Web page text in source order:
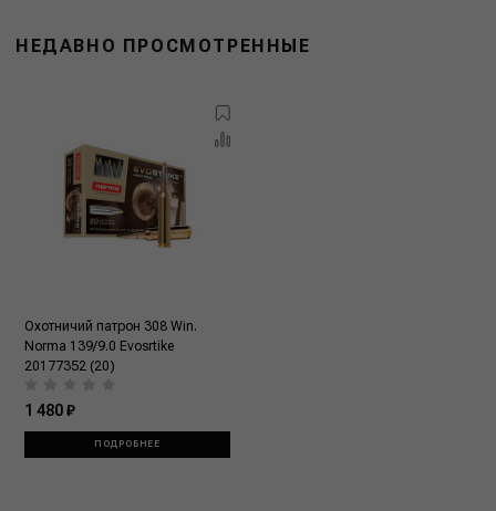
НЕДАВНО ПРОСМОТРЕННЫЕ
Охотничий патрон 308 Win.
Norma 139/9.0 Evosrtike
20177352 (20)
1 480 ₽
ПОДРОБНЕЕ